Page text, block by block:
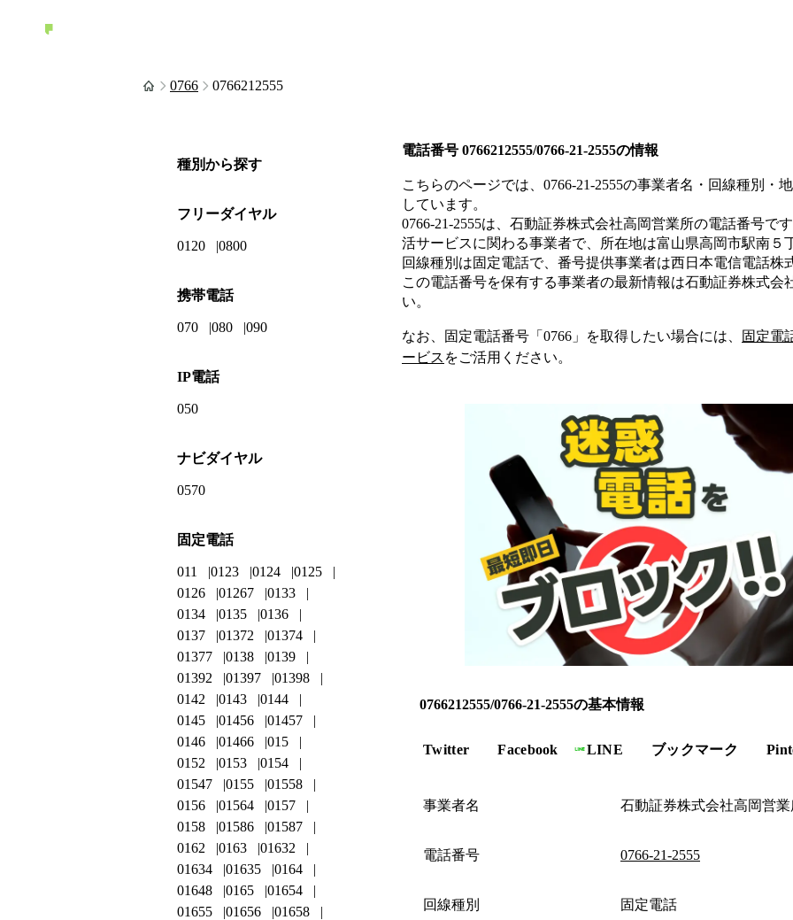
0766 0766212555
電話番号 0766212555/0766-21-2555の情報
こちらのページでは、 0766-21-2555の事業者名・回線種別・
しています。
0766-21-2555は、 石動証券株式会社高岡営業所の電話番号です
活サービスに関わる事業者で、所在地は富山県高岡市駅南５
回線種別は固定電話で、番号提供事業者は西日本電信電話株
この電話番号を保有する事業者の最新情報は石動証券株式会
い。
なお、固定電話番号「 0766 」を取得したい場合には、 固定電
ービス をご活用ください。
0766212555/0766-21-2555の基本情報
Twitter Facebook LINE ブックマーク
事業者名 石動証券株式会社高岡営業
電話番号 0766-21-2555
回線種別 固定電話
種別から探す
フリーダイヤル
0120 0800
携帯電話
070 080 090
IP電話
050
ナビダイヤル
0570
固定電話
011 0123 0124
0125
0126
01267
0133
0134
0135
0136
0137
01372
01374
01377
0138
0139
01392
01397
01398
0142
0143
0144
0145
01456
01457
0146
01466
015
0152
0153
0154
01547
0155
01558
0156
01564
0157
0158
01586
01587
0162
0163
01632
01634
01635
0164
01648
0165
01654
01655
01656
01658